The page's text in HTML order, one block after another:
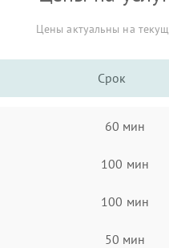
Цены актуальны на
Срок
60 мин
100 мин
100 мин
50 мин